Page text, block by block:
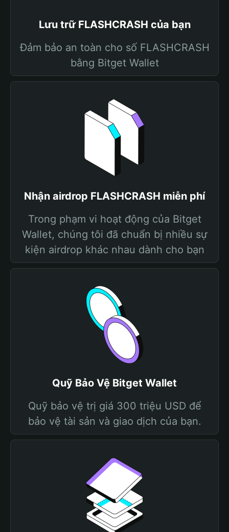
Lưu trữ FLASHCRASH của bạn
Đảm bảo an toàn cho số FLASHCRASH
bằng Bitget Wallet
Nhận airdrop FLASHCRASH miễn phí
Trong phạm vi hoạt động của Bitget
Wallet, chúng tôi đã chuẩn bị nhiều sự
kiện airdrop khác nhau dành cho bạn
Quỹ Bảo Vệ Bitget Wallet
Quỹ bảo vệ trị giá 300 triệu USD để
bảo vệ tài sản và giao dịch của bạn.